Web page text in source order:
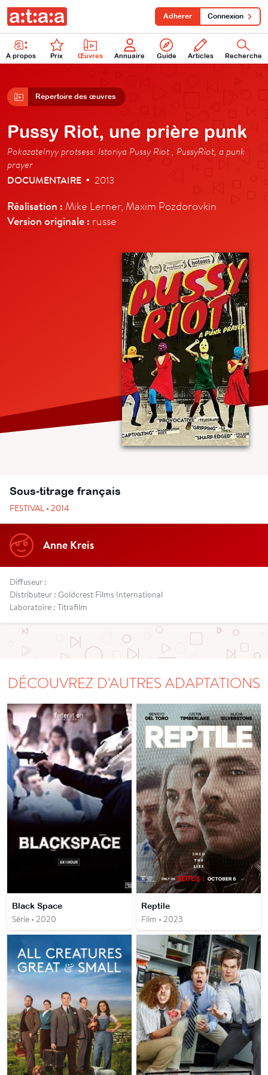
À propos Prix Œuvres Annuaire Guide Articles Recherche
Adhérer Connexion
Répertoire des œuvres
Pussy Riot, une prière punk
Pokazatelnyy protsess: Istoriya Pussy Riot , PussyRiot, a punk
prayer
DOCUMENTAIRE • 2013
Réalisation : Mike Lerner, Maxim Pozdorovkin
Version originale : russe
Sous-titrage français
FESTIVAL • 2014
Anne Kreis
Diffuseur :
Distributeur : Goldcrest Films International
Laboratoire : Titrafilm
DÉCOUVREZ D'AUTRES ADAPTATIONS
Black Space
Série • 2020
Reptile
Film • 2023